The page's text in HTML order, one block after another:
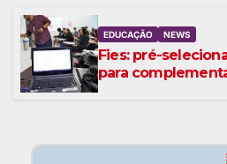
EDUCAÇÃO NEWS
Fies: pré-
para